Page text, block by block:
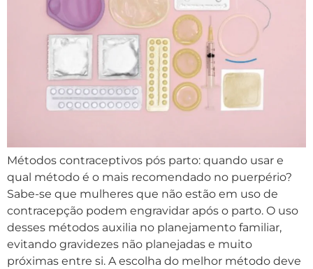
Métodos contraceptivos pós parto: quando usar e
qual método é o mais recomendado no puerpério?
Sabe-se que mulheres que não estão em uso de
contracepção podem engravidar após o parto. O uso
desses métodos auxilia no planejamento familiar,
evitando gravidezes não planejadas e muito
próximas entre si. A escolha do melhor método deve